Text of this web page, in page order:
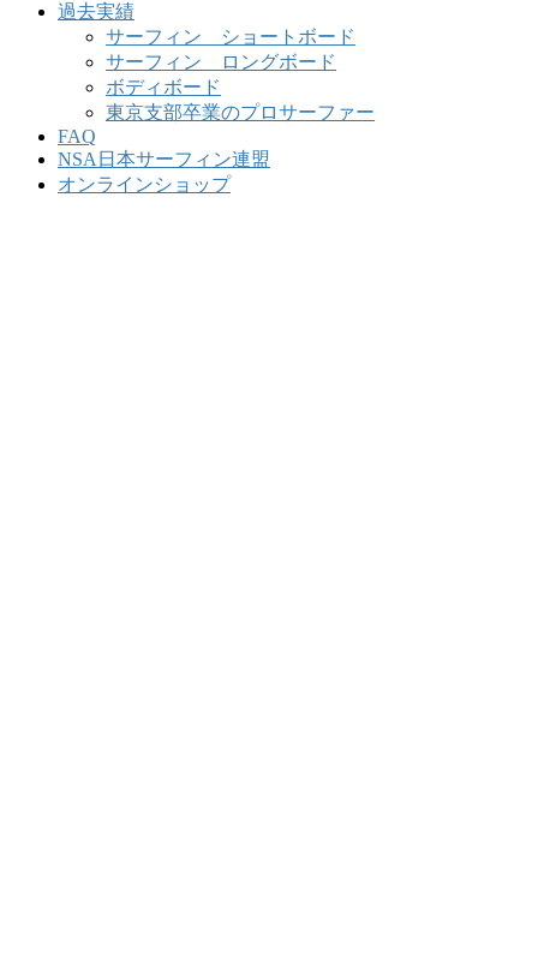
過去実績
サーフィン ショートボード
サーフィン ロングボード
ボディボード
東京支部卒業のプロサーファー
FAQ
NSA日本サーフィン連盟
オンラインショップ